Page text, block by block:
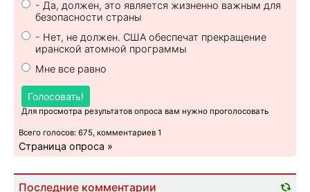
- Да, должен, это является жизненно важным для
безопасности страны
- Нет, не должен. США обеспечат прекращение
иранской атомной программы
Мне все равно
Голосовать!
Для просмотра результатов опроса вам нужно проголосовать
Всего голосов: 675, комментариев 1
Страница опроса »
Последние комментарии